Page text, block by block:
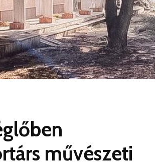
művészeti